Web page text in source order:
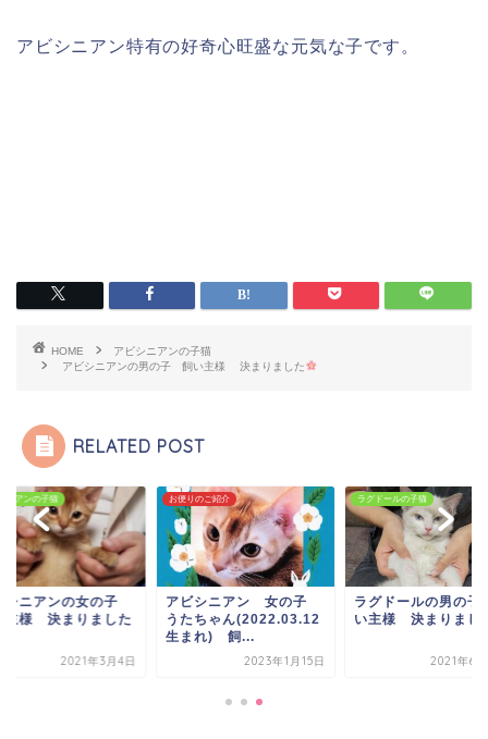
アビシニアン特有の好奇心旺盛な元気な子です。
HOME
アビシニアンの子猫
アビシニアンの男の子 飼い主様 決まりました
RELATED POST
ニアンの子猫
シニアンの女の子
主様 決まりました
2021年3月4日
お便りのご紹介
アビシニアン 女の子
うたちゃん(2022.03.12
生まれ) 飼...
2023年1月15日
ラグドールの子猫
ラグドールの男の
い主様 決まりまし
2021年6